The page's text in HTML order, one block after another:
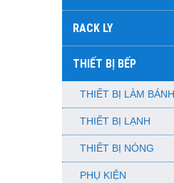
RACK LY
THIẾT BỊ BẾP
THIẾT BỊ LÀM BÁNH
THIẾT BỊ LẠNH
THIẾT BỊ NÓNG
PHỤ KIỆN